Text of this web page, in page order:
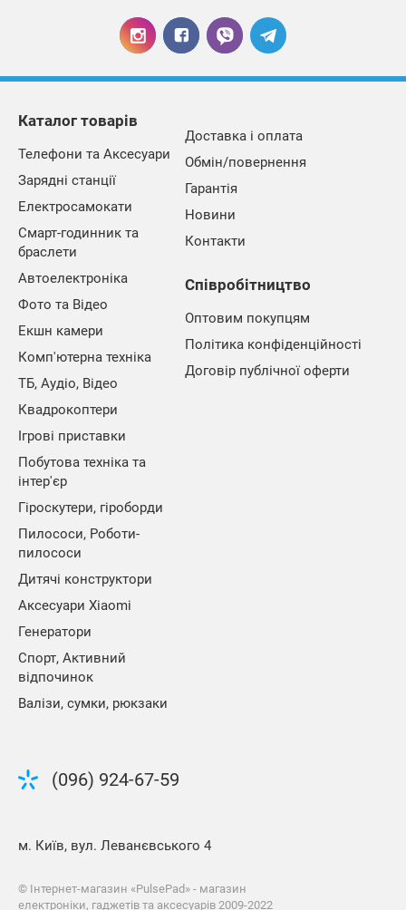
Каталог товарів
Телефони та Аксесуари
Зарядні станції
Електросамокати
Смарт-годинник та
браслети
Автоелектроніка
Фото та Відео
Екшн камери
Комп'ютерна техніка
ТБ, Аудіо, Відео
Квадрокоптери
Ігрові приставки
Побутова техніка та
інтер'єр
Гіроскутери, гіроборди
Пилососи, Роботи-
пилососи
Дитячі конструктори
Аксесуари Xiaomi
Генератори
Спорт, Активний
відпочинок
Валізи, сумки, рюкзаки
Доставка і оплата
Обмін/повернення
Гарантія
Новини
Контакти
Співробітництво
Оптовим покупцям
Політика конфіденційності
Договір публічної оферти
(096) 924-67-59
м. Київ, вул. Леванєвського 4
© Інтернет-магазин «PulsePad» - магазин
електроніки, гаджетів та аксесуарів 2009-2022